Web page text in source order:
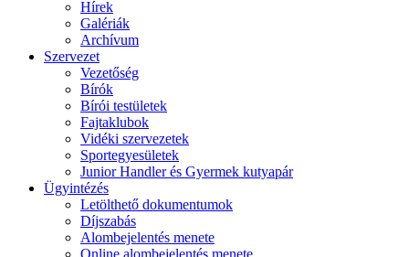
Hírek
Galériák
Archívum
Szervezet
Vezetőség
Bírók
Bírói testületek
Fajtaklubok
Vidéki szervezetek
Sportegyesületek
Junior Handler és Gyermek kutyapár
Ügyintézés
Letölthető dokumentumok
Díjszabás
Alombejelentés menete
Online alombejelentés menete